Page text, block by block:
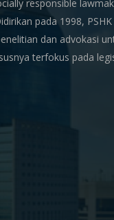
responsible
pada 1998, PSHK
dan advokasi
terfokus pada